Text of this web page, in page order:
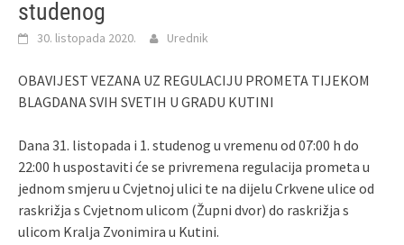
studenog
30. listopada 2020. Urednik
OBAVIJEST VEZANA UZ REGULACIJU PROMETA TIJEKOM
BLAGDANA SVIH SVETIH U GRADU KUTINI
Dana 31. listopada i 1. studenog u vremenu od 07:00 h do
22:00 h uspostaviti će se privremena regulacija prometa u
jednom smjeru u Cvjetnoj ulici te na dijelu Crkvene ulice od
raskrižja s Cvjetnom ulicom (Župni dvor) do raskrižja s
ulicom Kralja Zvonimira u Kutini.